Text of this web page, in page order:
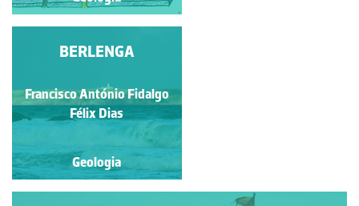
FURNA DO ENXOFRE
José Bernardo Rodrigues
Brilha
Geologia
BERLENGA
Francisco António Fidalgo
Félix Dias
Geologia